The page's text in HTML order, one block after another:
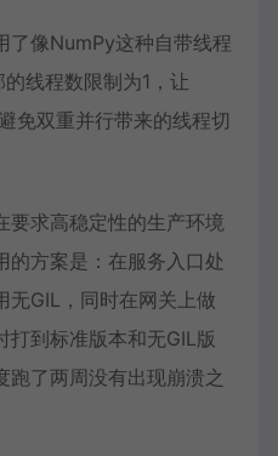
了像NumPy这种自带线程
线程数限制为1，让
免双重并行带来的线程切
要求高稳定性的生产环境
的方案是：在服务入口处
无GIL，同时在网关上做
打到标准版本和无GIL版
跑了两周没有出现崩溃之